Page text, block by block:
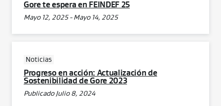
Gore te espera en FEINDEF 25
Mayo 12, 2025 - Mayo 14, 2025
Noticias
Progreso en acción: Actualización de
Sostenibilidad de Gore 2023
Publicado Julio 8, 2024